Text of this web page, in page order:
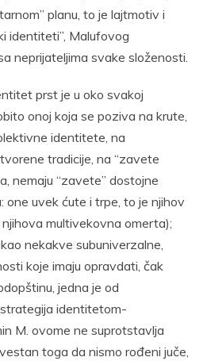
planu, to je lajtmotiv i
identiteti”, Malufovog
neprijateljima svake složenosti.
prst je u oko svakoj
onoj koja se poziva na krute,
identitete, na
tradicije, na “zavete
nemaju “zavete” dostojne
one uvek ćute i trpe, to je njihov
multivekovna omerta);
nekakve subuniverzalne,
koje imaju opravdati, čak
jedna je od
identitetom-
M. ovome ne suprotstavlja
toga da nismo rođeni juče,